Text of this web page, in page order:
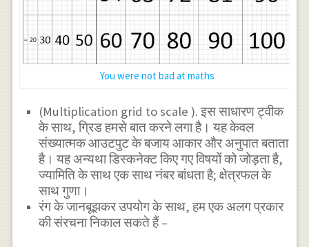
You were not bad at maths
(Multiplication grid to scale ). इस साधारण ट्वीक
के साथ, ग्रिड हमसे बात करने लगा है। यह केवल
संख्यात्मक आउटपुट के बजाय आकार और अनुपात बताता
है। यह अन्यथा डिस्कनेक्ट किए गए विषयों को जोड़ता है,
ज्यामिति के साथ एक साथ नंबर बांधता है; क्षेत्रफल के
साथ गुणा।
रंग के जानबूझकर उपयोग के साथ, हम एक अलग प्रकार
की संरचना निकाल सकते हैं –